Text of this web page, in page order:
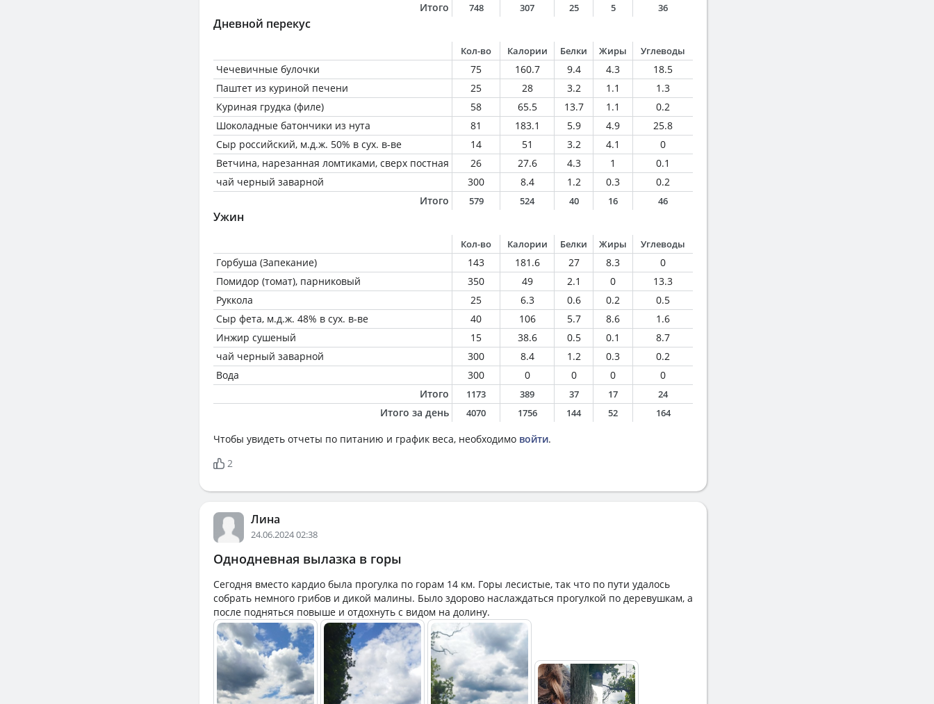
Итого
748 307 25 5 36
Дневной перекус
Кол-во Калории Белки Жиры Углеводы
Чечевичные булочки 75 160.7 9.4 4.3
18.5
Паштет из куриной печени
25 28 3.2 1.1
1.3
Куриная грудка (филе)
58 65.5 13.7 1.1
0.2
Шоколадные батончики из нута
81 183.1 5.9 4.9
25.8
Сыр российский, м.д.ж. 50% в сух. в-ве
14 51 3.2 4.1
0
Ветчина, нарезанная ломтиками, сверх постная
26 27.6 4.3 1
0.1
чай черный заварной
300 8.4 1.2 0.3
0.2
Итого
579 524 40 16 46
Ужин
Кол-во Калории Белки Жиры Углеводы
Горбуша (Запекание) 143 181.6 27 8.3
0
Помидор (томат), парниковый
350 49 2.1 0
13.3
Руккола
25 6.3 0.6 0.2
0.5
Сыр фета, м.д.ж. 48% в сух. в-ве
40 106 5.7 8.6
1.6
Инжир сушеный
15 38.6 0.5 0.1
8.7
чай черный заварной
300 8.4 1.2 0.3
0.2
Вода
300 0 0 0
0
Итого
1173 389 37 17 24
Итого за день 4070 1756 144 52 164
Чтобы увидеть отчеты по питанию и график веса, необходимо войти.
2
Лина
24.06.2024 02:38
Однодневная вылазка в горы
Сегодня вместо кардио была прогулка по горам 14 км. Горы лесистые, так что по пути удалось
собрать немного грибов и дикой малины. Было здорово наслаждаться прогулкой по деревушкам, а
после подняться повыше и отдохнуть с видом на долину.